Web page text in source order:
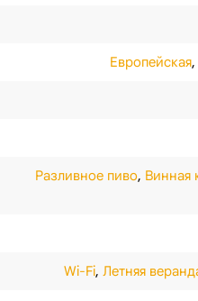
Европейская,
Разливное пиво, Винная
Wi-Fi, Летняя